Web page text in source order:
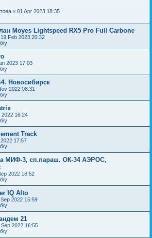
« 01 Apr 2023 18:35
Moyes Lightspeed RX5 Pro Full Carbone
19 Feb 2023 20:32
у
2023 17:03
у
Новосибирск
2022 08:31
у
2022 16:24
у
Track
17:57
у
МИФ-3, сп.параш. ОК-34 АЭРОС,
2022 18:52
у
IQ Alto
Sep 2022 15:59
у
21
Sep 2022 16:55
у